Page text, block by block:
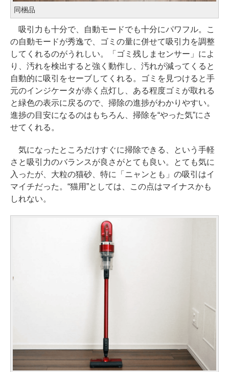
同梱品
吸引力も十分で、自動モードでも十分にパワフル。こ
の自動モードが秀逸で、ゴミの量に併せて吸引力を調整
してくれるのがうれしい。「ゴミ残しまセンサー」によ
り、汚れを検出すると強く動作し、汚れが減ってくると
自動的に吸引をセーブしてくれる。ゴミを見つけると手
元のインジケータが赤く点灯し、ある程度ゴミが取れる
と緑色の表示に戻るので、掃除の進捗がわかりやすい。
進捗の目安になるのはもちろん、掃除を“やった気”にさ
せてくれる。
気になったところだけすぐに掃除できる、という手軽
さと吸引力のバランスが良さがとても良い。とても気に
入ったが、大粒の猫砂、特に「ニャンとも」の吸引はイ
マイチだった。“猫用”としては、この点はマイナスかも
しれない。